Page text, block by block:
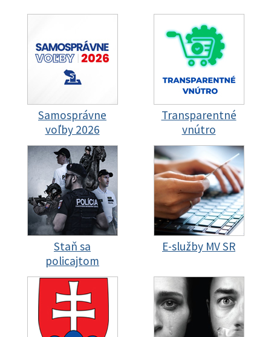
Samosprávne
voľby 2026
Transparentné
vnútro
Staň sa
policajtom
E-služby MV SR